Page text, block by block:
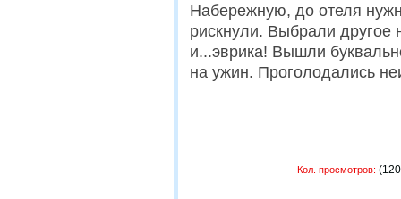
Набережную, до отеля
рискнули. Выбрали другое
и...эврика! Вышли
на ужин. Проголодались
Кол. просмотров: